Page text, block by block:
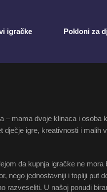
igračke Pokloni za
– mama dvoje klinaca i osoba
dječje igre, kreativnosti i malih
da kupnja igračke ne mora
nego jednostavniji i topliji put
razveseliti. U našoj ponudi